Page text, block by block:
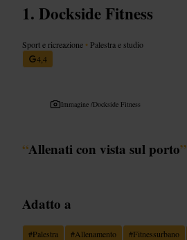
Dockside Fitness
Sport e ricreazione • Palestra e studio
4,4
Immagine /Dockside Fitness
“Allenati con vista sul porto”
Adatto a
#Palestra #Allenamento #Fitnessurbano